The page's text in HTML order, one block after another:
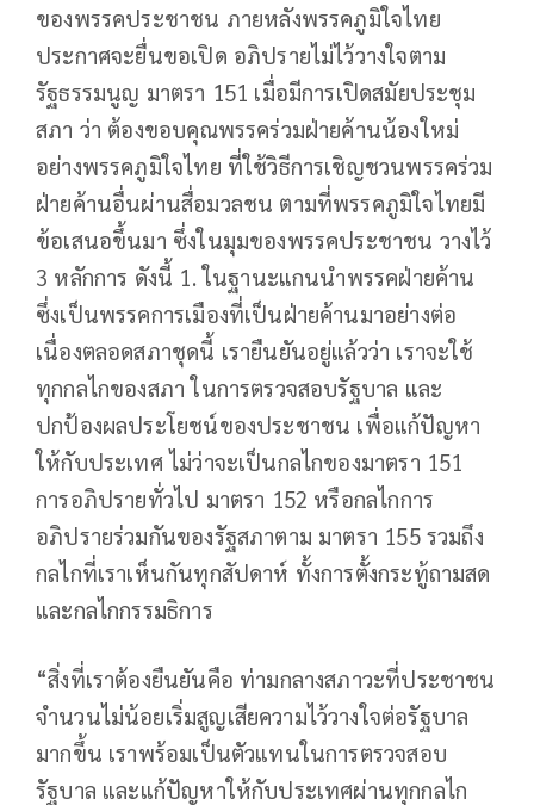
ของพรรคประชาชน ภายหลังพรรคภูมิใจไทย
ประกาศจะยื่นขอเปิด อภิปรายไม่ไว้วางใจตาม
รัฐธรรมนูญ มาตรา 151 เมื่อมีการเปิดสมัยประชุม
สภา ว่า ต้องขอบคุณพรรคร่วมฝ่ายค้านน้องใหม่
อย่างพรรคภูมิใจไทย ที่ใช้วิธีการเชิญชวนพรรคร่วม
ฝ่ายค้านอื่นผ่านสื่อมวลชน ตามที่พรรคภูมิใจไทยมี
ข้อเสนอขึ้นมา ซึ่งในมุมของพรรคประชาชน วางไว้
3 หลักการ ดังนี้ 1. ในฐานะแกนนำพรรคฝ่ายค้าน
ซึ่งเป็นพรรคการเมืองที่เป็นฝ่ายค้านมาอย่างต่อ
เนื่องตลอดสภาชุดนี้ เรายืนยันอยู่แล้วว่า เราจะใช้
ทุกกลไกของสภา ในการตรวจสอบรัฐบาล และ
ปกป้องผลประโยชน์ของประชาชน เพื่อแก้ปัญหา
ให้กับประเทศ ไม่ว่าจะเป็นกลไกของมาตรา 151
การอภิปรายทั่วไป มาตรา 152 หรือกลไกการ
อภิปรายร่วมกันของรัฐสภาตาม มาตรา 155 รวมถึง
กลไกที่เราเห็นกันทุกสัปดาห์ ทั้งการตั้งกระทู้ถามสด
และกลไกกรรมธิการ
“สิ่งที่เราต้องยืนยันคือ ท่ามกลางสภาวะที่ประชาชน
จำนวนไม่น้อยเริ่มสูญเสียความไว้วางใจต่อรัฐบาล
มากขึ้น เราพร้อมเป็นตัวแทนในการตรวจสอบ
รัฐบาล และแก้ปัญหาให้กับประเทศผ่านทุกกลไก